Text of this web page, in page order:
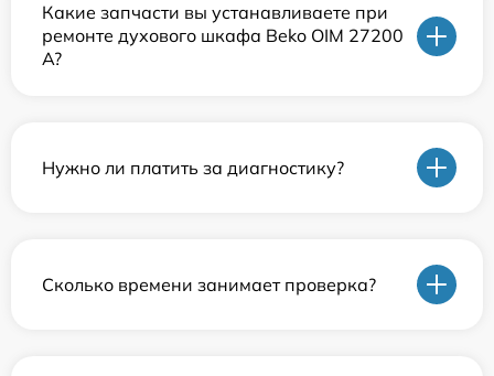
Какие запчасти вы устанавливаете при
ремонте духового шкафа Beko OIM 27200
A?
Нужно ли платить за диагностику?
Сколько времени занимает проверка?